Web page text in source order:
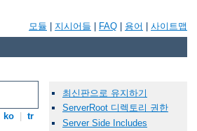
모듈 지시어들 FAQ 용어 사이트맵
ko tr
최신판으로 유지하기
ServerRoot 디렉토리 권한
Server Side Includes